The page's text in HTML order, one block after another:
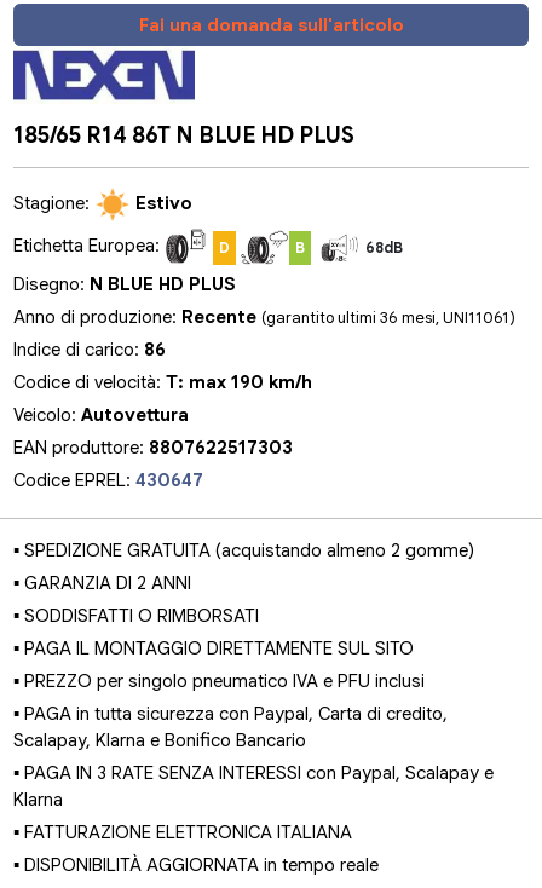
Fai una domanda sull'articolo
185/65 R14 86T N BLUE HD PLUS
Stagione:
Estivo
Etichetta Europea:
D B 68dB
Disegno: N BLUE HD PLUS
Anno di produzione: Recente(garantito ultimi 36 mesi, UNI11061)
Indice di carico: 86
Codice di velocità:T: max 190 km/h
Veicolo:Autovettura
EAN produttore: 8807622517303
Codice EPREL:430647
▪ SPEDIZIONE GRATUITA (acquistando almeno 2 gomme)
▪ GARANZIA DI 2 ANNI
▪ SODDISFATTI O RIMBORSATI
▪ PAGA IL MONTAGGIO DIRETTAMENTE SUL SITO
▪ PREZZO per singolo pneumatico IVA e PFU inclusi
▪ PAGA in tutta sicurezza con Paypal, Carta di credito,
Scalapay, Klarna e Bonifico Bancario
▪ PAGA IN 3 RATE SENZA INTERESSI con Paypal, Scalapay e
Klarna
▪ FATTURAZIONE ELETTRONICA ITALIANA
▪ DISPONIBILITÀ AGGIORNATA in tempo reale